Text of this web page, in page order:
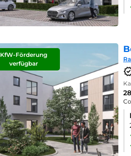
KfW-Förderung
verfügbar